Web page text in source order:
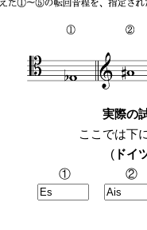
実際の
ここでは下
( ドイ
①
②